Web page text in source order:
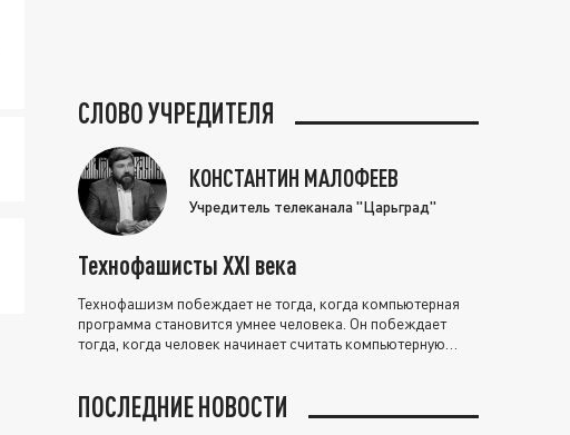
СЛОВО УЧРЕДИТЕЛЯ
КОНСТАНТИН МАЛОФЕЕВ
Учредитель телеканала "Царьград"
Технофашисты XXI века
Технофашизм побеждает не тогда, когда компьютерная
программа становится умнее человека. Он побеждает
тогда, когда человек начинает считать компьютерную
ПОСЛЕДНИЕ НОВОСТИ